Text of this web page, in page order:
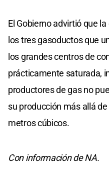
El Gobierno advirtió que
los tres gasoductos que
los grandes centros de
prácticamente saturada,
productores de gas no
su producción más allá
metros cúbicos.
Con información de NA.